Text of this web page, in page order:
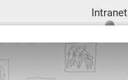
Intranet